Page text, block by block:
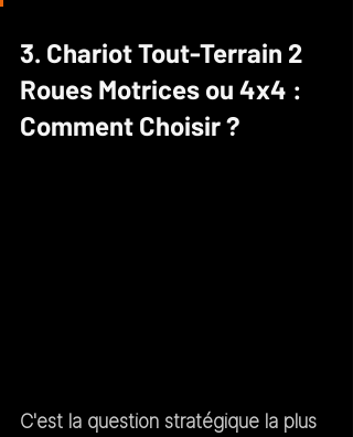
3. Chariot Tout-Terrain 2
Roues Motrices ou 4x4 :
Comment Choisir ?
C'est la question stratégique la plus